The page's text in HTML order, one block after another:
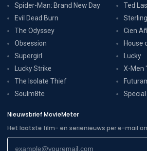
Spider-Man: Brand New Day
Evil Dead Burn
The Odyssey
Obsession
Supergirl
Lucky Strike
The Isolate Thief
Soulm8te
Ted
Cien
House
Lucky
X-Men
Special
Nieuwsbrief MovieMeter
Het laatste film- en serienieuws per e-mail